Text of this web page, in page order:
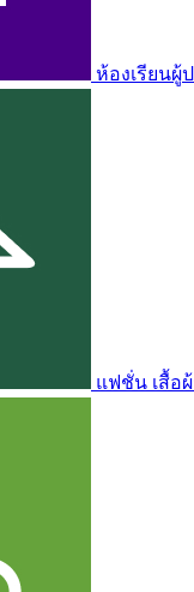
ห้องเรียนผู้
แฟชั่น เสื้อ